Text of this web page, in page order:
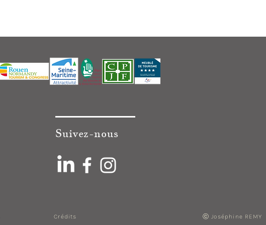
Suivez-nous
Crédits ⓒ Joséphine REMY